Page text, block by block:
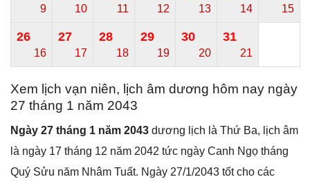
9 10 11 12 13 14 15
26
16
27
17
28
18
29
19
30
20
31
21
Xem lịch vạn niên, lịch âm dương hôm nay ngày
27 tháng 1 năm 2043
Ngày 27 tháng 1 năm 2043 dương lịch là Thứ Ba, lịch âm
là ngày 17 tháng 12 năm 2042 tức ngày Canh Ngọ tháng
Quý Sửu năm Nhâm Tuất. Ngày 27/1/2043 tốt cho các